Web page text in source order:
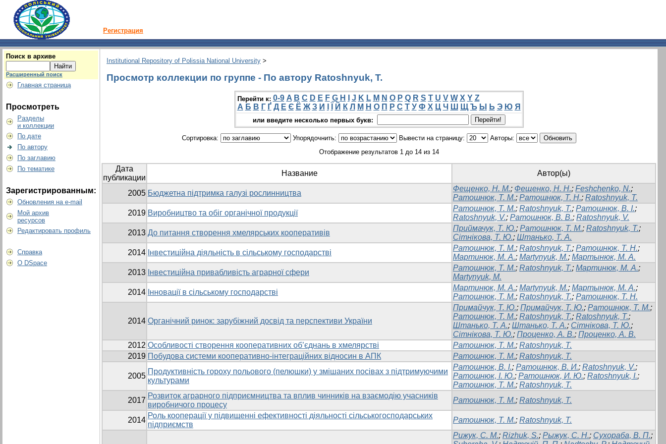
Регистрация
Поиск в архиве
Расширенный поиск
Главная страница
Просмотреть
Разделы
и коллекции
По дате
По автору
По заглавию
По тематике
Зарегистрированным:
Обновления на e-mail
Мой архив
ресурсов
Редактировать профиль
Справка
О DSpace
Institutional Repository of Polissia National University >
Просмотр коллекции по группе - По автору Ratoshnyuk, T.
Перейти к: 0-9 A B C D E F G H J K L M N O P Q R S T U V W X Y Z
А Б В Г Ґ Д Е Є Ё Ж З И Й К Л М Н О П Р С Т У Ф Х Ц Ч Ш Щ Ъ Ы Ь Э Ю Я
или введите несколько первых букв:
Сортировка: Упорядочнить: Вывести на страницу:
Авторы:
Отображение результатов 1 до 14 из 14
Дата
публикации
Название Автор(ы)
2005 Бюджетна підтримка галузі рослинництва
Фещенко, Н. М.; Фещенко, Н. Н.; Feshchenko, N.;
Ратошнюк, Т. М.; Ратошнюк, Т. Н.; Ratoshnyuk, T.
2019 Виробництво та обіг органічної продукції
Ратошнюк, Т. М.; Ratoshnyuk, T.; Ратошнюк, В. І.;
Ratoshnyuk, V.; Ратошнюк, В. В.; Ratoshnyuk, V.
2013 До питання створення хмелярських кооперативів
Приймачук, Т. Ю.; Ратошнюк, Т. М.; Ratoshnyuk, T.;
Сітнікова, Т. Ю.; Штанько, Т. А.
2014 Інвестиційна діяльність в сільському господарстві
Ратошнюк, Т. М.; Ratoshnyuk, T.; Ратошнюк, Т. Н.;
Мартинюк, М. А.; Martynyuk, M.; Мартынюк, М. А.
2013 Інвестиційна привабливість аграрної сфери
Ратошнюк, Т. М.; Ratoshnyuk, T.; Мартинюк, М. А.;
Martynyuk, M.
2014 Інновації в сільському господарстві
Мартинюк, М. А.; Martynyuk, M.; Мартынюк, М. А.;
Ратошнюк, Т. М.; Ratoshnyuk, T.; Ратошнюк, Т. Н.
2014 Органічний ринок: зарубіжний досвід та перспективи України
Примайчук, Т. Ю.; Примайчук, Т. Ю.; Ратошнюк, Т. М.;
Ратошнюк, Т. М.; Ratoshnyuk, T.; Ratoshnyuk, T.;
Штанько, Т. А.; Штанько, Т. А.; Сітнікова, Т. Ю.;
Сітнікова, Т. Ю.; Проценко, А. В.; Проценко, А. В.
2012 Особливості створення кооперативних об’єднань в хмелярстві Ратошнюк, Т. М.; Ratoshnyuk, T.
2019 Побудова системи кооперативно-інтеграційних відносин в АПК Ратошнюк, Т. М.; Ratoshnyuk, T.
2005
Продуктивність гороху польового (пелюшки) у змішаних посівах з підтримуючими
культурами
Ратошнюк, В. І.; Ратошнюк, В. И.; Ratoshnyuk, V.;
Ратошнюк, І. Ю.; Ратошнюк, И. Ю.; Ratoshnyuk, I.;
Ратошнюк, Т. М.; Ratoshnyuk, T.
2017
Розвиток аграрного підприємництва та вплив чинників на взаємодію учасників
виробничого процесу
Ратошнюк, Т. М.; Ratoshnyuk, T.
2014
Роль кооперації у підвищенні ефективності діяльності сільськогосподарських
підприємств
Ратошнюк, Т. М.; Ratoshnyuk, T.
Рижук, С. М.; Rizhuk, S.; Рыжук, С. Н.; Сухораба, В. П.;